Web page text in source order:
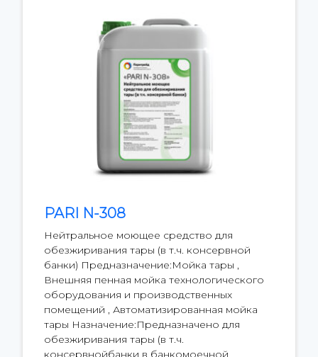
PARI N-308
Нейтральное моющее средство для
обезжиривания тары (в т.ч. консервной
банки) Предназначение:Мойка тары ,
Внешняя пенная мойка технологического
оборудования и производственных
помещений , Автоматизированная мойка
тары Назначение:Предназначено для
обезжиривания тары (в т.ч.
консервнойбанки в банкомоечной